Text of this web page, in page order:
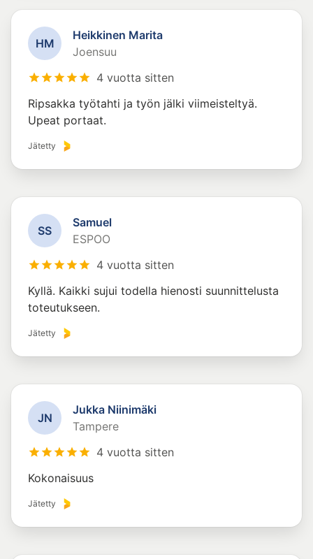
HM
Heikkinen Marita
Joensuu
4 vuotta sitten
Ripsakka työtahti ja työn jälki viimeisteltyä.
Upeat portaat.
Jätetty
SS
Samuel
ESPOO
4 vuotta sitten
Kyllä. Kaikki sujui todella hienosti suunnittelusta
toteutukseen.
Jätetty
JN
Jukka Niinimäki
Tampere
4 vuotta sitten
Kokonaisuus
Jätetty